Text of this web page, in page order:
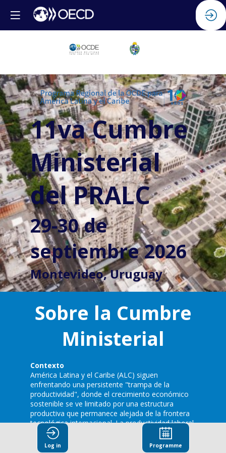
11va Cumbre
Ministerial
del PRALC
29-30 de
septiembre 2026
Montevideo, Uruguay
Sobre la Cumbre
Ministerial
Contexto
América Latina y el Caribe (ALC) siguen
enfrentando una persistente "trampa de la
productividad", donde el crecimiento económico
sostenible se ve limitado por una estructura
productiva que permanece alejada de la frontera
tecnológica internacional. La productividad laboral
de la región se ha estancado o ha disminuido en
las últimas décadas y se mantiene en
Log in Programme